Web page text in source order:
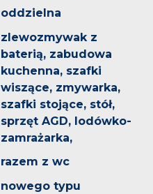
oddzielna
zlewozmywak z
baterią, zabudowa
kuchenna, szafki
wiszące, zmywarka,
szafki stojące, stół,
sprzęt AGD, lodówko-
zamrażarka,
razem z wc
nowego typu